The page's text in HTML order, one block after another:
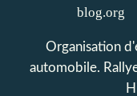
Organisation
automobile.